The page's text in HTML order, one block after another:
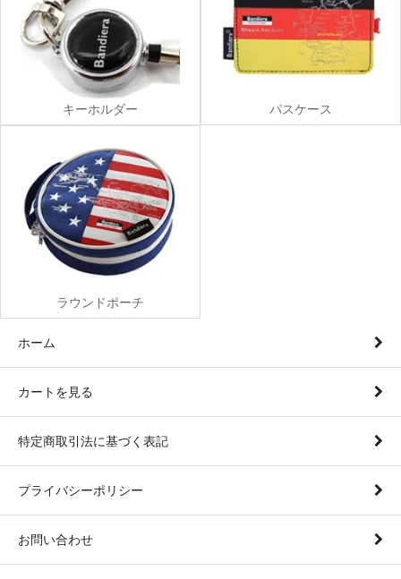
キーホルダー パスケース
ラウンドポーチ
ホーム
カートを見る
特定商取引法に基づく表記
プライバシーポリシー
お問い合わせ